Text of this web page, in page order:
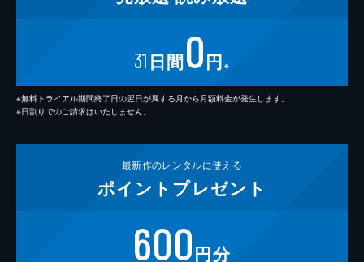
31 日間0円 ※
※無料トライアル期間終了日の翌日が属する月から月額料金が発生します。
※日割りでのご請求はいたしません。
最新作のレンタルに使える
ポイント プレゼント
600円分